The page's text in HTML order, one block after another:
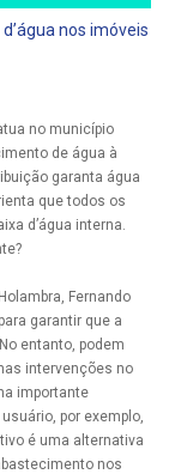
nos imóveis
no município
de água à
garanta água
que todos os
d’água interna.
Fernando
garantir que a
entanto, podem
intervenções no
importante
por exemplo,
é uma alternativa
nos